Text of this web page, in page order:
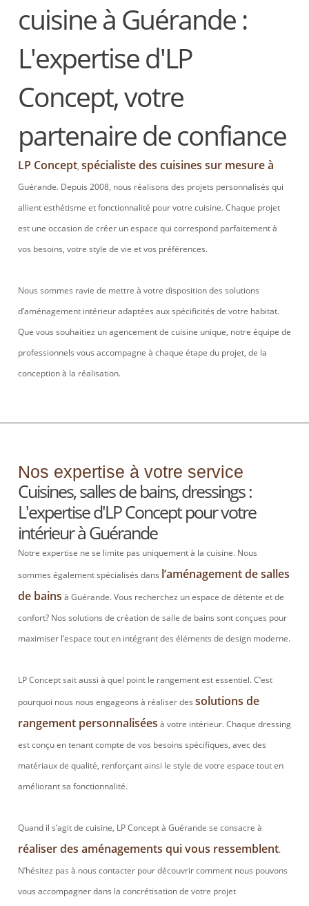
cuisine à Guérande :
L'expertise d'LP
Concept, votre
partenaire de confiance
LP Concept, spécialiste des cuisines sur mesure à
Guérande. Depuis 2008, nous réalisons des projets personnalisés qui
allient esthétisme et fonctionnalité pour votre cuisine. Chaque projet
est une occasion de créer un espace qui correspond parfaitement à
vos besoins, votre style de vie et vos préférences.
Nous sommes ravie de mettre à votre disposition des solutions
d’aménagement intérieur adaptées aux spécificités de votre habitat.
Que vous souhaitiez un agencement de cuisine unique, notre équipe de
professionnels vous accompagne à chaque étape du projet, de la
conception à la réalisation.
Nos expertise à votre service
Cuisines, salles de bains, dressings :
L'expertise d'LP Concept pour votre
intérieur à Guérande
Notre expertise ne se limite pas uniquement à la cuisine. Nous
sommes également spécialisés dans l’aménagement de salles
de bains à Guérande. Vous recherchez un espace de détente et de
confort? Nos solutions de création de salle de bains sont conçues pour
maximiser l’espace tout en intégrant des éléments de design moderne.
LP Concept sait aussi à quel point le rangement est essentiel. C’est
pourquoi nous nous engageons à réaliser des solutions de
rangement personnalisées à votre intérieur. Chaque dressing
est conçu en tenant compte de vos besoins spécifiques, avec des
matériaux de qualité, renforçant ainsi le style de votre espace tout en
améliorant sa fonctionnalité.
Quand il s’agit de cuisine, LP Concept à Guérande se consacre à
réaliser des aménagements qui vous ressemblent.
N’hésitez pas à nous contacter pour découvrir comment nous pouvons
vous accompagner dans la concrétisation de votre projet